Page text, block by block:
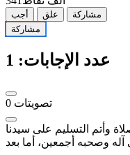
أجب علق
مشاركة
مشاركة
عدد الإجابات: 1
0 تصويتات
وأتم التسليم على سيدنا